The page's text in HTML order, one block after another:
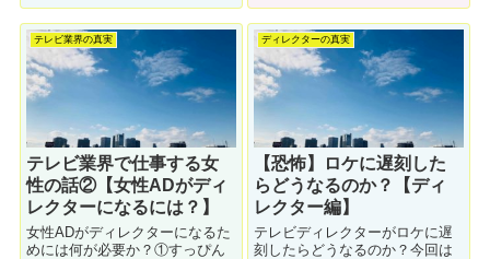
になりました。嵐や本田翼さん
は一瞬で登録者100万超え。なぜ
参入するタレントが増えたの
か、解説します。
ら。今なおテレビ業界で働くデ
ィレクター（僕）が詳しく解説
します。
テレビ業界の真実
テレビ業界で仕事する女
性の話②【女性ADがディ
レクターになるには？】
女性ADがディレクターになるた
めには何が必要か？①すっぴん
ディレクターの真実
【恐怖】ロケに遅刻した
らどうなるのか？【ディ
レクター編】
テレビディレクターがロケに遅
刻したらどうなるのか？今回は